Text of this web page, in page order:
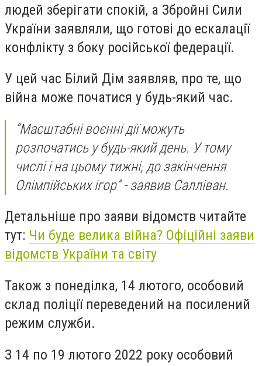
людей зберігати спокій, а Збройні Сили
України заявляли, що готові до ескалації
конфлікту з боку російської федерації.
У цей час Білий Дім заявляв, про те, що
війна може початися у будь-який час.
“Масштабні воєнні дії можуть
розпочатись у будь-який день. У тому
числі і на цьому тижні, до закінчення
Олімпійських ігор” - заявив Салліван.
Детальніше про заяви відомств читайте
тут: Чи буде велика війна? Офіційні заяви
відомств України та світу
Також з понеділка, 14 лютого, особовий
склад поліції переведений на посилений
режим служби.
З 14 по 19 лютого 2022 року особовий